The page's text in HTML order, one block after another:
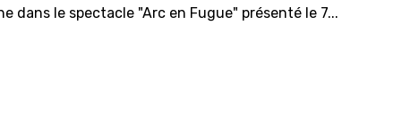
dans le spectacle "Arc en Fugue" présenté le 7...